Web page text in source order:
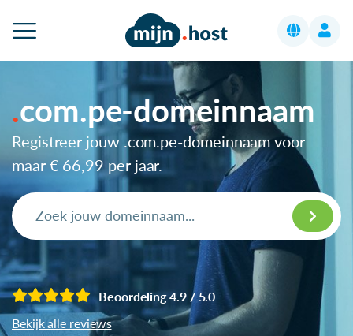
com.pe-domeinnaam
Registreer jouw .com.pe-domeinnaam voor
maar € 66,99 per jaar.
Beoordeling 4.9 / 5.0
Bekijk alle reviews